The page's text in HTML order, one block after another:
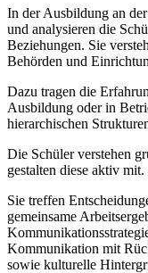
In der Ausbildung an
und analysieren die
Beziehungen. Sie
Behörden und
Dazu tragen die
Ausbildung oder in
hierarchischen
Die Schüler verstehen
gestalten diese aktiv mit.
Sie treffen
gemeinsame
Kommunikation mit
sowie kulturelle